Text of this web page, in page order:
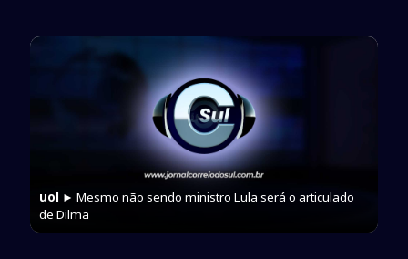
uol ► Mesmo não sendo ministro Lula será o articulado
de Dilma